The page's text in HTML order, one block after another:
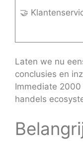
🤝
Laten we nu
conclusies en
Immediate 2000
handels